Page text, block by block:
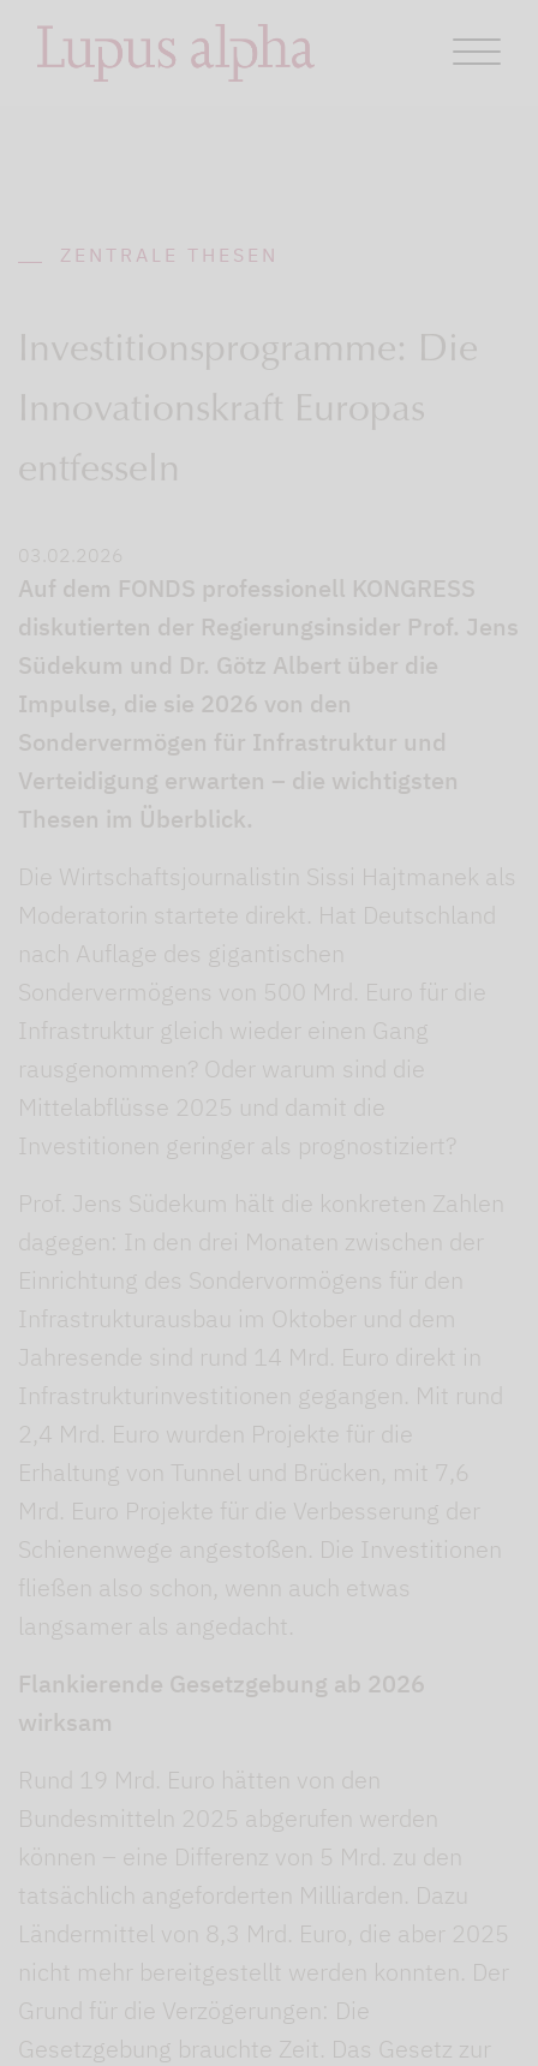
ZENTRALE THESEN
Investitionsprogramme: Die
Innovationskraft Europas
entfesseln
03.02.2026
Auf dem FONDS professionell KONGRESS
diskutierten der Regierungsinsider Prof. Jens
Südekum und Dr. Götz Albert über die
Impulse, die sie 2026 von den
Sondervermögen für Infrastruktur und
Verteidigung erwarten – die wichtigsten
Thesen im Überblick.
Die Wirtschaftsjournalistin Sissi Hajtmanek als
Moderatorin startete direkt. Hat Deutschland
nach Auflage des gigantischen
Sondervermögens von 500 Mrd. Euro für die
Infrastruktur gleich wieder einen Gang
rausgenommen? Oder warum sind die
Mittelabflüsse 2025 und damit die
Investitionen geringer als prognostiziert?
Prof. Jens Südekum hält die konkreten Zahlen
dagegen: In den drei Monaten zwischen der
Einrichtung des Sondervormögens für den
Infrastrukturausbau im Oktober und dem
Jahresende sind rund 14 Mrd. Euro direkt in
Infrastrukturinvestitionen gegangen. Mit rund
2,4 Mrd. Euro wurden Projekte für die
Erhaltung von Tunnel und Brücken, mit 7,6
Mrd. Euro Projekte für die Verbesserung der
Schienenwege angestoßen. Die Investitionen
fließen also schon, wenn auch etwas
langsamer als angedacht.
Flankierende Gesetzgebung ab 2026
wirksam
Rund 19 Mrd. Euro hätten von den
Bundesmitteln 2025 abgerufen werden
können – eine Differenz von 5 Mrd. zu den
tatsächlich angeforderten Milliarden. Dazu
Ländermittel von 8,3 Mrd. Euro, die aber 2025
nicht mehr bereitgestellt werden konnten. Der
Grund für die Verzögerungen: Die
Gesetzgebung brauchte Zeit. Das Gesetz zur